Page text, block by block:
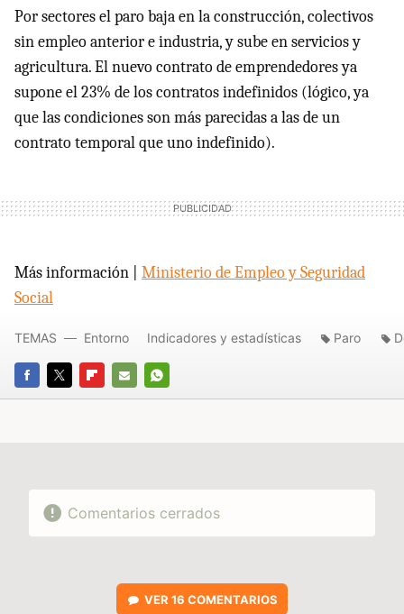
Por sectores el paro baja en la construcción, colectivos
sin empleo anterior e industria, y sube en servicios y
agricultura. El nuevo contrato de emprendedores ya
supone el 23% de los contratos indefinidos (lógico, ya
que las condiciones son más parecidas a las de un
contrato temporal que uno indefinido).
Más información | Ministerio de Empleo y Seguridad
Social
FACEBOOK
TWITTERFLIPBOARD
E-
WHATSAPP
TEMAS Entorno Indicadores y estadísticas Paro
Comentarios cerrados
VER 16 COMENTARIOS